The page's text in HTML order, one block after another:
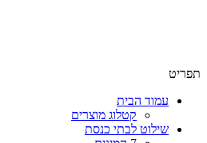
תפריט
עמוד הבית
קטלוג מוצרים
שילוט לבתי כנסת